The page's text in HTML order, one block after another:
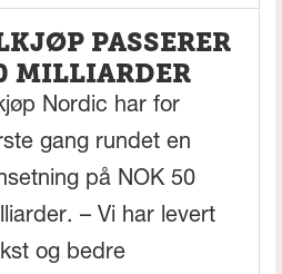
PASSERER
MILLIARDER
Nordic har for
gang rundet en
på NOK 50
– Vi har levert
og bedre